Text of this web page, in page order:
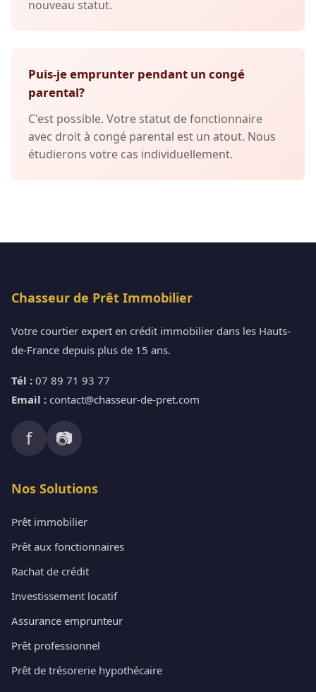
nouveau statut.
Puis-je emprunter pendant un congé
parental?
C'est possible. Votre statut de fonctionnaire
avec droit à congé parental est un atout. Nous
étudierons votre cas individuellement.
Chasseur de Prêt Immobilier
Votre courtier expert en crédit immobilier dans les Hauts-
de-France depuis plus de 15 ans.
Tél : 07 89 71 93 77
Email : contact@chasseur-de-pret.com
f 📷
Nos Solutions
Prêt immobilier
Prêt aux fonctionnaires
Rachat de crédit
Investissement locatif
Assurance emprunteur
Prêt professionnel
Prêt de trésorerie hypothécaire